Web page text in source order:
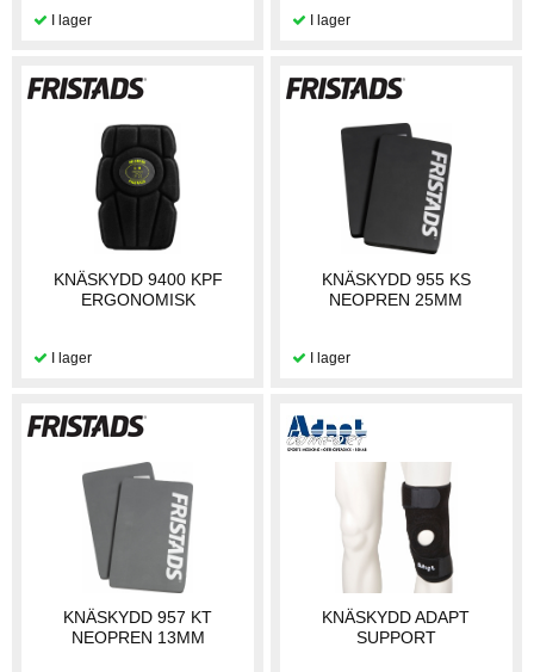
KNÄSKYDD 9400 KPF
ERGONOMISK
KNÄSKYDD 955 KS
NEOPREN 25MM
KNÄSKYDD 957 KT
NEOPREN 13MM
KNÄSKYDD ADAPT
SUPPORT